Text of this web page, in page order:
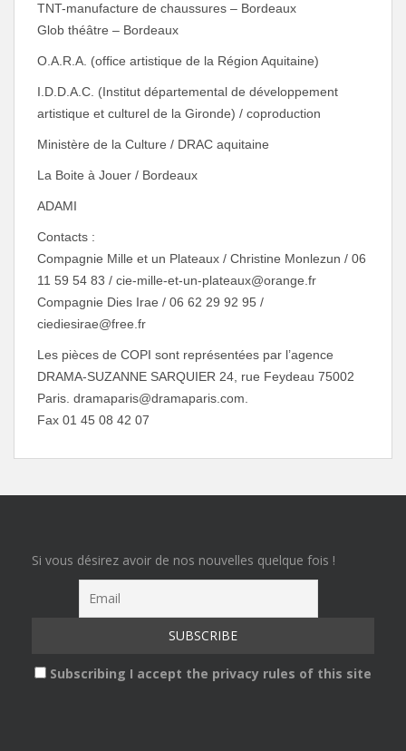
TNT-manufacture de chaussures – Bordeaux
Glob théâtre – Bordeaux
O.A.R.A. (office artistique de la Région Aquitaine)
I.D.D.A.C. (Institut départemental de développement
artistique et culturel de la Gironde) / coproduction
Ministère de la Culture / DRAC aquitaine
La Boite à Jouer / Bordeaux
ADAMI
Contacts :
Compagnie Mille et un Plateaux / Christine Monlezun / 06
11 59 54 83 / cie-mille-et-un-plateaux@orange.fr
Compagnie Dies Irae / 06 62 29 92 95 /
ciediesirae@free.fr
Les pièces de COPI sont représentées par l’agence
DRAMA-SUZANNE SARQUIER 24, rue Feydeau 75002
Paris. dramaparis@dramaparis.com.
Fax 01 45 08 42 07
Si vous désirez avoir de nos nouvelles quelque fois !
Subscribing I accept the privacy rules of this site